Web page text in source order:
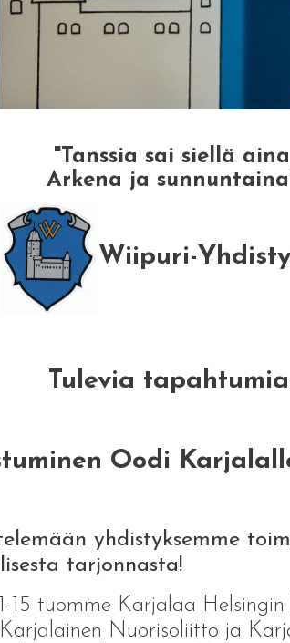
"Tanssia sai siellä aina
Arkena ja
Wiipuri-
Tulevia
Oodi
yhdistyksemme
tarjonnasta!
15 tuomme Karjalaa
Nuorisoliitto ja